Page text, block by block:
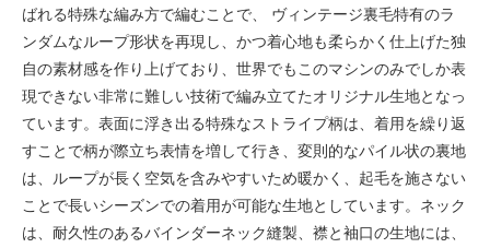
【R.ORANGE】
SOLD OUT
×
【V.IVORY】
SOLD OUT
×
【A.BLACK】
SOLD OUT
×
ばれる特殊な編み方で編むことで、 ヴィンテージ裏毛特有のラ
ンダムなループ形状を再現し、かつ着心地も柔らかく仕上げた独
自の素材感を作り上げており、世界でもこのマシンのみでしか表
現できない非常に難しい技術で編み立てたオリジナル生地となっ
ています。表面に浮き出る特殊なストライプ柄は、着用を繰り返
すことで柄が際立ち表情を増して行き、変則的なパイル状の裏地
は、ループが長く空気を含みやすいため暖かく、起毛を施さない
ことで長いシーズンでの着用が可能な生地としています。ネック
は、耐久性のあるバインダーネック縫製、襟と袖口の生地には、